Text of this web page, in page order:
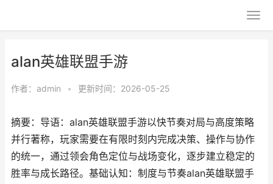
alan英雄联盟手游
作者： admin • 更新时间：2026-05-25
摘要：导语：alan英雄联盟手游以快节奏对局与高度策略
并行著称，玩家需要在有限时刻内完成决策、操作与协作
的统一，通过领会角色定位与战场变化，逐步建立稳定的
胜率与成长路径。基础认知：制度与节奏alan英雄联盟手